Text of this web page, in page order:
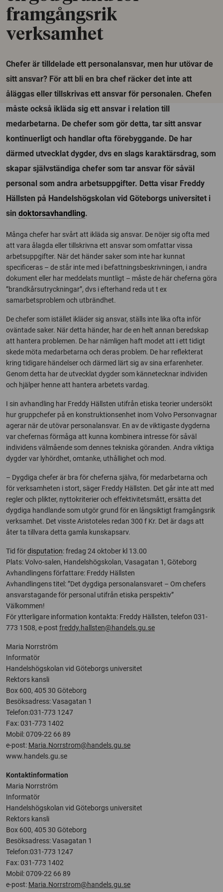
framgångsrik
verksamhet
Chefer är tilldelade ett personalansvar, men hur utövar de
sitt ansvar? För att bli en bra chef räcker det inte att
åläggas eller tillskrivas ett ansvar för personalen. Chefen
måste också ikläda sig ett ansvar i relation till
medarbetarna. De chefer som gör detta, tar sitt ansvar
kontinuerligt och handlar ofta förebyggande. De har
därmed utvecklat dygder, dvs en slags karaktärsdrag, som
skapar självständiga chefer som tar ansvar för såväl
personal som andra arbetsuppgifter. Detta visar Freddy
Hällsten på Handelshögskolan vid Göteborgs universitet i
sin doktorsavhandling.
Många chefer har svårt att ikläda sig ansvar. De nöjer sig ofta med
att vara ålagda eller tillskrivna ett ansvar som omfattar vissa
arbetsuppgifter. När det händer saker som inte har kunnat
specificeras – de står inte med i befattningsbeskrivningen, i andra
dokument eller har meddelats muntligt – måste de här cheferna göra
”brandkårsutryckningar”, dvs i efterhand reda ut t ex
samarbetsproblem och utbrändhet.
De chefer som istället ikläder sig ansvar, ställs inte lika ofta inför
oväntade saker. När detta händer, har de en helt annan beredskap
att hantera problemen. De har nämligen haft modet att i ett tidigt
skede möta medarbetarna och deras problem. De har reflekterat
kring tidigare händelser och därmed lärt sig av sina erfarenheter.
Genom detta har de utvecklat dygder som kännetecknar individen
och hjälper henne att hantera arbetets vardag.
I sin avhandling har Freddy Hällsten utifrån etiska teorier undersökt
hur gruppchefer på en konstruktionsenhet inom Volvo Personvagnar
agerar när de utövar personalansvar. En av de viktigaste dygderna
var chefernas förmåga att kunna kombinera intresse för såväl
individens välmående som dennes tekniska göranden. Andra viktiga
dygder var lyhördhet, omtanke, uthållighet och mod.
– Dygdiga chefer är bra för cheferna själva, för medarbetarna och
för verksamheten i stort, säger Freddy Hällsten. Det går inte att med
regler och plikter, nyttokriterier och effektivitetsmått, ersätta det
dygdiga handlande som utgör grund för en långsiktigt framgångsrik
verksamhet. Det visste Aristoteles redan 300 f Kr. Det är dags att
åter ta tillvara detta gamla kunskapsarv.
Tid fördisputation: fredag 24 oktober kl 13.00
Plats: Volvo-salen, Handelshögskolan, Vasagatan 1, Göteborg
Avhandlingens författare: Freddy Hällsten
Avhandlingens titel: ”Det dygdiga personalansvaret – Om chefers
ansvarstagande för personal utifrån etiska perspektiv”
Välkommen!
För ytterligare information kontakta: Freddy Hällsten, telefon 031-
773 1508, e-post freddy.hallsten@handels.gu.se
Maria Norrström
Informatör
Handelshögskolan vid Göteborgs universitet
Rektors kansli
Box 600, 405 30 Göteborg
Besöksadress: Vasagatan 1
Telefon:031-773 1247
Fax: 031-773 1402
Mobil: 0709-22 66 89
e-post: Maria.Norrstrom@handels.gu.se
www.handels.gu.se
Kontaktinformation
Maria Norrström
Informatör
Handelshögskolan vid Göteborgs universitet
Rektors kansli
Box 600, 405 30 Göteborg
Besöksadress: Vasagatan 1
Telefon:031-773 1247
Fax: 031-773 1402
Mobil: 0709-22 66 89
e-post: Maria.Norrstrom@handels.gu.se